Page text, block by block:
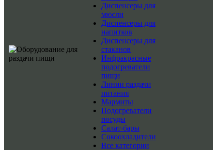
Диспенсеры для
мюсли
Диспенсеры для
напитков
Диспенсеры для
стаканов
Инфракрасные
подогреватели
пищи
Линии раздачи
питания
Мармиты
Подогреватели
посуды
Салат-бары
Сокоохладители
Все категории